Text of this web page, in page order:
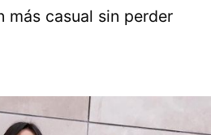
más casual sin perder